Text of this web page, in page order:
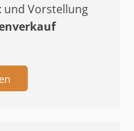
und Vorstellung